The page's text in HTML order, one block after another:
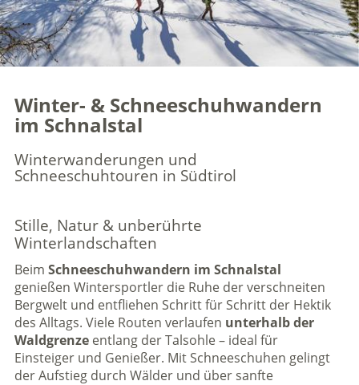
Winter- & Schneeschuhwandern
im Schnalstal
Winterwanderungen und
Schneeschuhtouren in Südtirol
Stille, Natur & unberührte
Winterlandschaften
Beim Schneeschuhwandern im Schnalstal
genießen Wintersportler die Ruhe der verschneiten
Bergwelt und entfliehen Schritt für Schritt der Hektik
des Alltags. Viele Routen verlaufen unterhalb der
Waldgrenzeentlang der Talsohle – ideal für
Einsteiger und Genießer. Mit Schneeschuhen gelingt
der Aufstieg durch Wälder und über sanfte